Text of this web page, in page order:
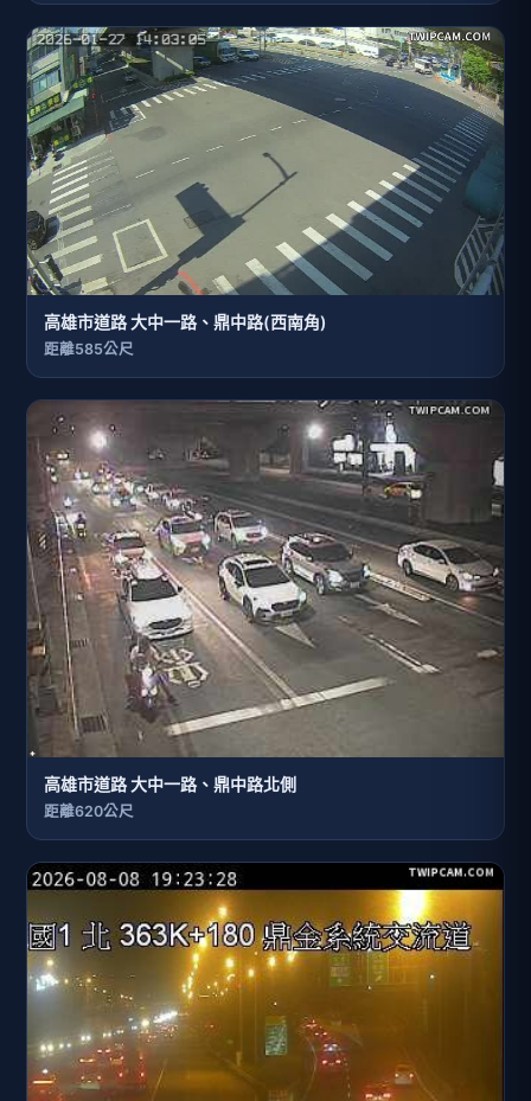
高雄市道路 大中一路、鼎中路(西南角)
距離585公尺
高雄市道路 大中一路、鼎中路北側
距離620公尺